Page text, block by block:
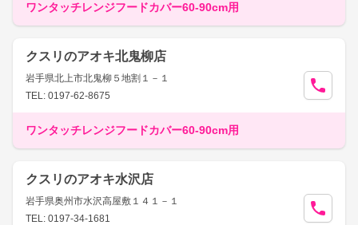
ワンタッチレンジフードカバー60-90cm用
クスリのアオキ北鬼柳店
岩手県北上市北鬼柳５地割１－１
TEL: 0197-62-8675
ワンタッチレンジフードカバー60-90cm用
クスリのアオキ水沢店
岩手県奥州市水沢高屋敷１４１－１
TEL: 0197-34-1681